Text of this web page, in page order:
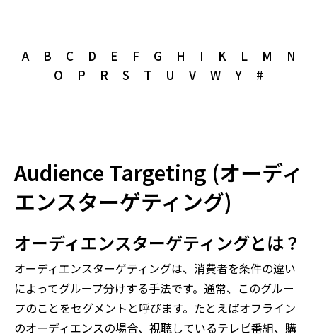
A B C D E F G H I K L M
N
O
P R S T U V W Y #
Audience Targeting (オーディ
エンスターゲティング)
オーディエンスターゲティングとは？
オーディエンスターゲティングは、消費者を条件の違い
によってグループ分けする手法です。通常、このグルー
プのことをセグメントと呼びます。たとえばオフライン
のオーディエンスの場合、視聴しているテレビ番組、購